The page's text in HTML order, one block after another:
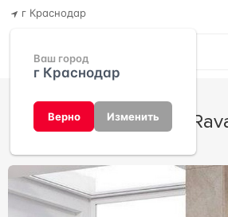
г Краснодар
Ваш город
г Краснодар
Верно Изменить
CSD2 от